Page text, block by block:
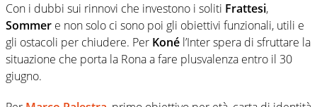
Con i dubbi sui rinnovi che investono i soliti Frattesi,
Sommer e non solo ci sono poi gli obiettivi funzionali, utili e
gli ostacoli per chiudere. Per Koné l’Inter spera di sfruttare la
situazione che porta la Rona a fare plusvalenza entro il 30
giugno.